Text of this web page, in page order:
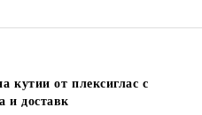
кутии от плексиглас с
и доставк